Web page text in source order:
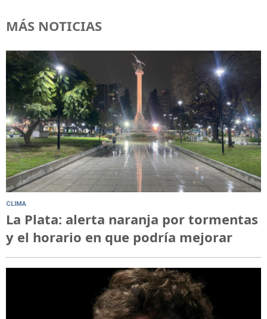
MÁS NOTICIAS
CLIMA
La Plata: alerta naranja por tormentas
y el horario en que podría mejorar